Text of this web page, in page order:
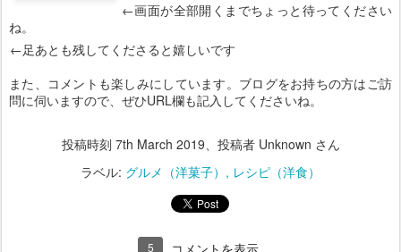
←画面が全部開くまでちょっと待ってください
ね。
←足あとも残してくださると嬉しいです
また、コメントも楽しみにしています。ブログをお持ちの方はご訪
問に伺いますので、ぜひURL欄も記入してくださいね。
投稿時刻 7th March 2019、投稿者 Unknown さん
ラベル: グルメ（洋菓子） レシピ（洋食）
5